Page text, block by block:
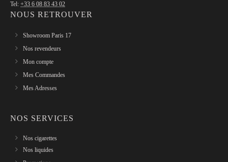
Tel: +33 6 08 83 43 02
NOUS RETROUVER
Showroom Paris 17
Nos revendeurs
Mon compte
Mes Commandes
Mes Adresses
NOS SERVICES
Nos cigarettes
Nos liquides